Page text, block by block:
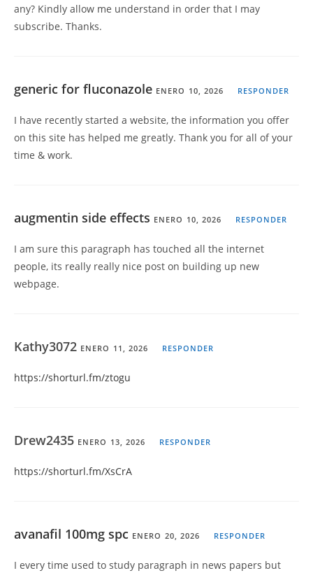
any? Kindly allow me understand in order that I may
subscribe. Thanks.
generic for fluconazole ENERO 10, 2026 RESPONDER
I have recently started a website, the information you offer
on this site has helped me greatly. Thank you for all of your
time & work.
augmentin side effects ENERO 10, 2026 RESPONDER
I am sure this paragraph has touched all the internet
people, its really really nice post on building up new
webpage.
Kathy3072 ENERO 11, 2026 RESPONDER
https://shorturl.fm/ztogu
Drew2435 ENERO 13, 2026 RESPONDER
https://shorturl.fm/XsCrA
avanafil 100mg spc ENERO 20, 2026 RESPONDER
I every time used to study paragraph in news papers but